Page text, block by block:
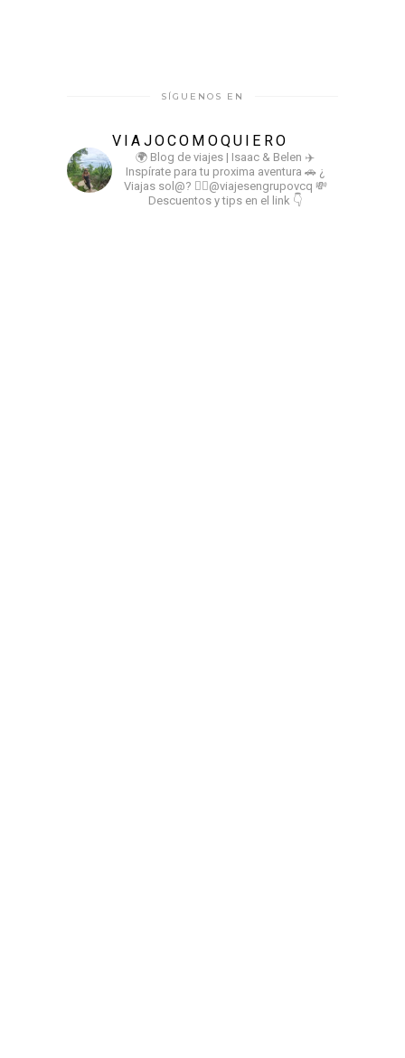
SÍGUENOS EN
VIAJOCOMOQUIERO
🌍 Blog de viajes | Isaac & Belen ✈️
Inspírate para tu proxima aventura 🚗 ¿
Viajas sol@? 👉🏻@viajesengrupovcq 💸
Descuentos y tips en el link 👇